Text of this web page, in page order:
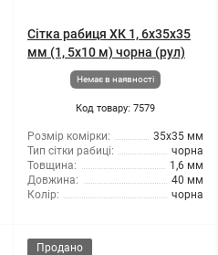
Сітка рабиця ХК 1, 6x35x35
мм (1, 5x10 м) чорна (рул)
Немає в наявності
Код товару: 7579
Розмір комірки:
35х35 мм
Тип сітки рабиці:
чорна
Товщина:
1,6 мм
Довжина:
40 мм
Колір:
чорна
Продано